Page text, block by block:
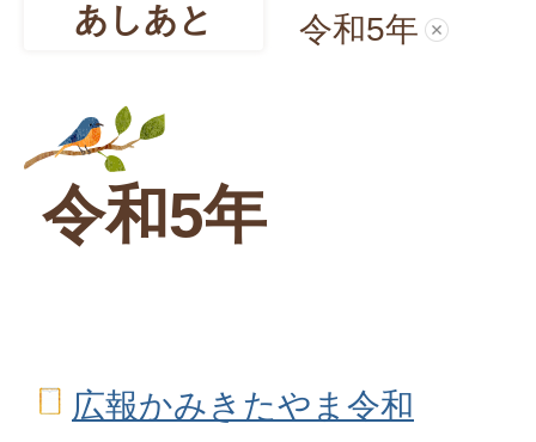
あしあと 令和5年
令和5年
広報かみきたやま令和